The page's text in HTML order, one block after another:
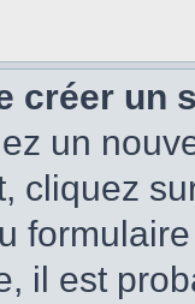
créer un
un
cliquez
il est